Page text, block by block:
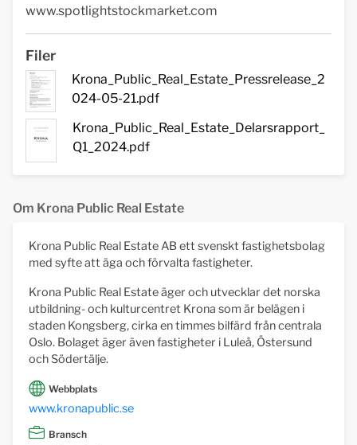
www.spotlightstockmarket.com
Filer
Krona_Public_Real_Estate_Pressrelease_2
024-05-21.pdf
Krona_Public_Real_Estate_Delarsrapport_
Q1_2024.pdf
Om Krona Public Real Estate
Krona Public Real Estate AB ett svenskt fastighetsbolag
med syfte att äga och förvalta fastigheter.
Krona Public Real Estate äger och utvecklar det norska
utbildning- och kulturcentret Krona som är belägen i
staden Kongsberg, cirka en timmes bilfärd från centrala
Oslo. Bolaget äger även fastigheter i Luleå, Östersund
och Södertälje.
Webbplats
www.kronapublic.se
Bransch